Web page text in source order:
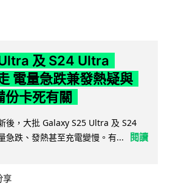
及 S24 Ultra
電量急跌兼發熱疑與
卡死有關
後，大批 Galaxy S25 Ultra 及 S24
急跌、發熱甚至充電變慢。有...
閱讀
享